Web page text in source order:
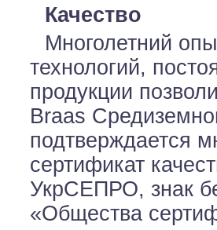
Качество
Многолетний
технологий,
продукции
Braas
подтверждается
сертификат
УкрСЕПРО, знак
«Общества